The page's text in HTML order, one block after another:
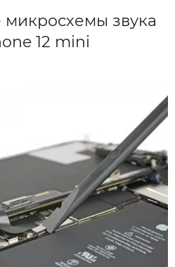
микросхемы звука
12 mini